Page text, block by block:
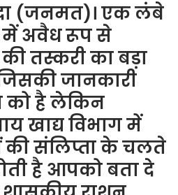
(जनमत)। एक लंबे
में अवैध रूप से
तस्करी का बड़ा
जानकारी
को है लेकिन
खाद्य विभाग में
की संलिप्ता के चलते
है आपको बता दे